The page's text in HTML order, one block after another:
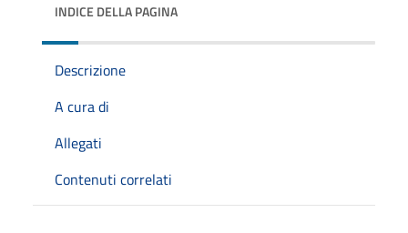
INDICE DELLA PAGINA
Descrizione
A cura di
Allegati
Contenuti correlati